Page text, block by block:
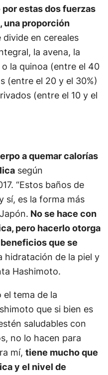
estas dos fuerzas
una proporción
en cereales
la avena, la
la quinoa (entre el 40
(entre el 20 y el 30%)
(entre el 10 y el
a quemar calorías
según
“Estos baños de
sí, es la forma más
No se hace con
pero hacerlo otorga
que se
hidratación de la piel y
Hashimoto.
tema de la
que si bien es
saludables con
no lo hacen para
mí, tiene mucho que
y el nivel de